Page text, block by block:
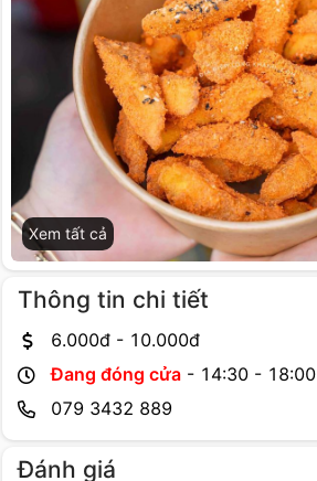
Xem tất cả
Đánh giá
Thông tin chi tiết
6.000đ - 10.000đ
Đang đóng cửa - 14:30 - 18:00
079 3432 889